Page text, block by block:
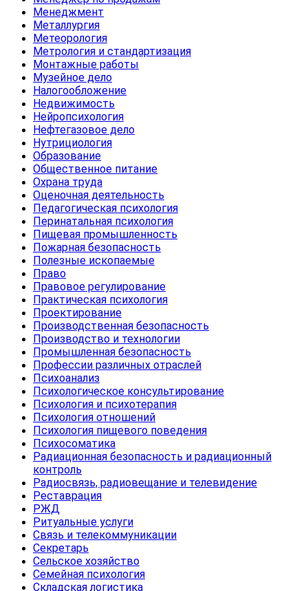
Менеджмент
Металлургия
Метеорология
Метрология и стандартизация
Монтажные работы
Музейное дело
Налогообложение
Недвижимость
Нейропсихология
Нефтегазовое дело
Нутрициология
Образование
Общественное питание
Охрана труда
Оценочная деятельность
Педагогическая психология
Перинатальная психология
Пищевая промышленность
Пожарная безопасность
Полезные ископаемые
Право
Правовое регулирование
Практическая психология
Проектирование
Производственная безопасность
Производство и технологии
Промышленная безопасность
Профессии различных отраслей
Психоанализ
Психологическое консультирование
Психология и психотерапия
Психология отношений
Психология пищевого поведения
Психосоматика
Радиационная безопасность и радиационный
контроль
Радиосвязь, радиовещание и телевидение
Реставрация
РЖД
Ритуальные услуги
Связь и телекоммуникации
Секретарь
Сельское хозяйство
Семейная психология
Складская логистика